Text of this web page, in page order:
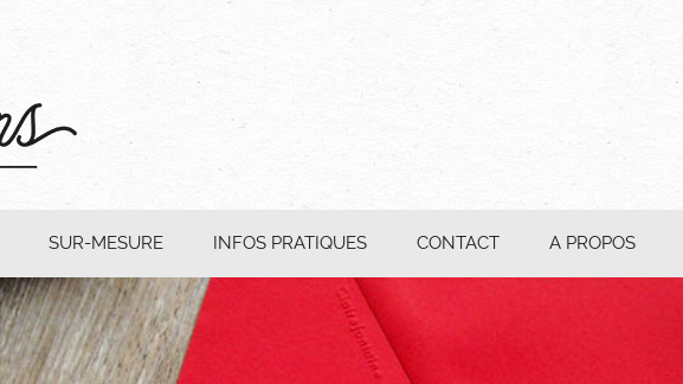
SUR-MESURE INFOS PRATIQUES CONTACT A PROPOS